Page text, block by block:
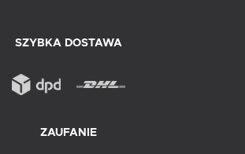
SZYBKA DOSTAWA
ZAUFANIE